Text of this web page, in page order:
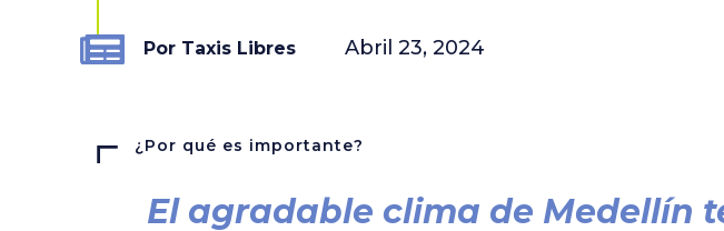
Por Taxis Libres Abril 23, 2024
¿Por qué es importante?
El agradable clima de Medellín